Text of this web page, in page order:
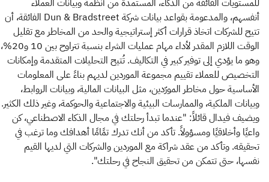
للمستويات الفائقة من الذكاء، المستمدة من أنظمة وبيانات العملاء
أنفسهم، والمدعومة بقواعد بيانات شركة Dun & Bradstreet الفائقة، أن
تتيح للشركات اتخاذ قرارات أكثر إستراتيجية والحد من المخاطر مع تقليل
الوقت اللازم المقدر لأداء مهام عمليات الشراء بنسبة تتراوح بين 10 و20%،
وهو ما يؤدي إلى توفير كبير في التكاليف. تُتيح التحليلات المتقدمة وإمكانات
التخصيص للعملاء تقييم مجموعة الموردين لديهم بناءً على المعلومات
الأساسية حول مخاطر المورّدين، مثل البيانات المالية، وبيانات الروابط،
وبيانات الملكية، والممارسات البيئية والاجتماعية والحوكمة، وغير ذلك الكثير.
ويضيف فيدال قائلاً: "عندما تبدأ رحلتك في مجال الذكاء الاصطناعي، كن
واعيًا وأخلاقيًا ومسؤولاً. تأكد من أنك تدرك تمًامًا أهدافك وما ترغب في
تحقيقه. وتأكد من عقد شراكة مع الموردين والشركات التي لديها القيم
نفسها، حتى تتمكن من تحقيق النجاح في رحلتك".